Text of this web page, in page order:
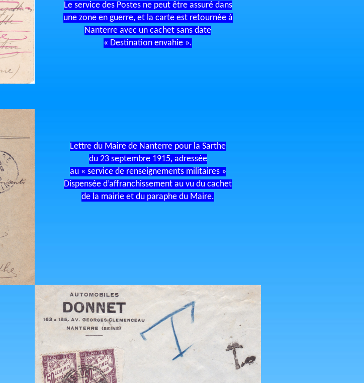
Le service des Postes ne peut être assuré dans
une zone en guerre, et la carte est retournée à
Nanterre avec un cachet sans date
« Destination envahie ».
Lettre du Maire de Nanterre pour la Sarthe
du 23 septembre 1915, adressée
au « service de renseignements militaires »
Dispensée d’affranchissement au vu du cachet
de la mairie et du paraphe du Maire.